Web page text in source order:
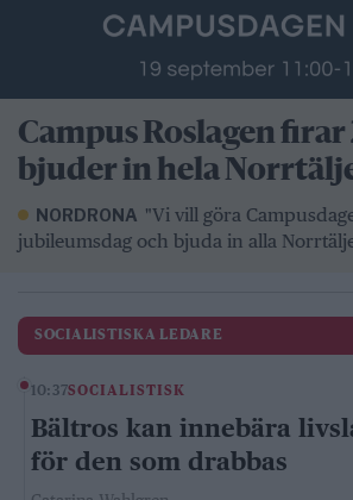
Campus Roslagen firar
bjuder in hela
NORDRONA "Vi vill göra
jubileumsdag och bjuda in alla
SOCIALISTISKA LEDARE
10:37SOCIALISTISK
Bältros kan innebära
för den som drabbas